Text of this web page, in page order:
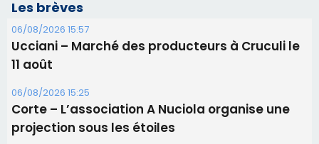
Les brèves
06/08/2026 15:57
11 août
06/08/2026 15:25